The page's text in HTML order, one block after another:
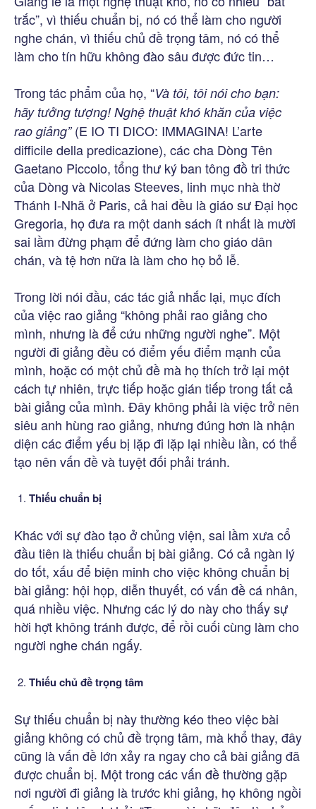
trắc”, vì thiếu chuẩn bị, nó có thể làm cho người
nghe chán, vì thiếu chủ đề trọng tâm, nó có thể
làm cho tín hữu không đào sâu được đức tin…
Trong tác phẩm của họ, “Và tôi, tôi nói cho bạn:
hãy tưởng tượng! Nghệ thuật khó khăn của việc
rao giảng”(E IO TI DICO: IMMAGINA! L’arte
difficile della predicazione), các cha Dòng Tên
Gaetano Piccolo, tổng thư ký ban tông đồ tri thức
của Dòng và Nicolas Steeves, linh mục nhà thờ
Thánh I-Nhã ở Paris, cả hai đều là giáo sư Đại học
Gregoria, họ đưa ra một danh sách ít nhất là mười
sai lầm đừng phạm để đứng làm cho giáo dân
chán, và tệ hơn nữa là làm cho họ bỏ lễ.
Trong lời nói đầu, các tác giả nhắc lại, mục đích
của việc rao giảng “không phải rao giảng cho
mình, nhưng là để cứu những người nghe”. Một
người đi giảng đều có điểm yếu điểm mạnh của
mình, hoặc có một chủ đề mà họ thích trở lại một
cách tự nhiên, trực tiếp hoặc gián tiếp trong tất cả
bài giảng của mình. Đây không phải là việc trở nên
siêu anh hùng rao giảng, nhưng đúng hơn là nhận
diện các điểm yếu bị lặp đi lặp lại nhiều lần, có thể
tạo nên vấn đề và tuyệt đối phải tránh.
Thiếu chuẩn bị
Khác với sự đào tạo ở chủng viện, sai lầm xưa cổ
đầu tiên là thiếu chuẩn bị bài giảng. Có cả ngàn lý
do tốt, xấu để biện minh cho việc không chuẩn bị
bài giảng: hội họp, diễn thuyết, có vấn đề cá nhân,
quá nhiều việc. Nhưng các lý do này cho thấy sự
hời hợt không tránh được, để rồi cuối cùng làm cho
người nghe chán ngấy.
Thiếu chủ đề trọng tâm
Sự thiếu chuẩn bị này thường kéo theo việc bài
giảng không có chủ đề trọng tâm, mà khổ thay, đây
cũng là vấn đề lớn xảy ra ngay cho cả bài giảng đã
được chuẩn bị. Một trong các vấn đề thường gặp
nơi người đi giảng là trước khi giảng, họ không ngồi